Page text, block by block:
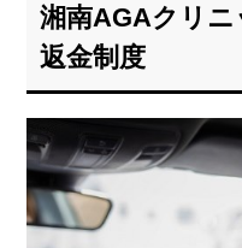
湘南AGAクリ
返金制度